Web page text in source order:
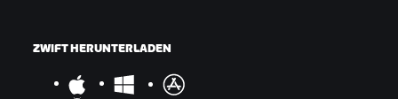
ZWIFT HERUNTERLADEN